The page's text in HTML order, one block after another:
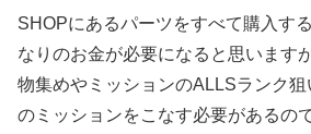
SHOPにあるパーツをすべて購入す
なりのお金が必要になると思います
物集めやミッションのALLSランク
のミッションをこなす必要があるの